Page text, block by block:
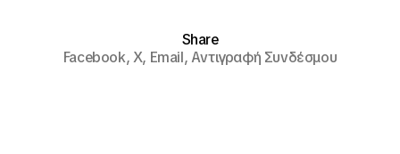
Share
Facebook,X, Email,Αντιγραφή Συνδέσμου